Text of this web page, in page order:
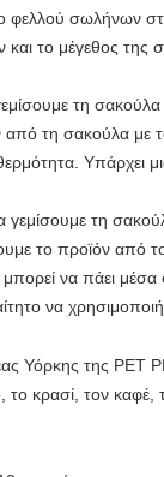
σωλήνων
και το μέγεθος
τη
από τη σακούλα
Υπάρχει
τη
το προϊόν από
να πάει μέσα
να
το κρασί, τον